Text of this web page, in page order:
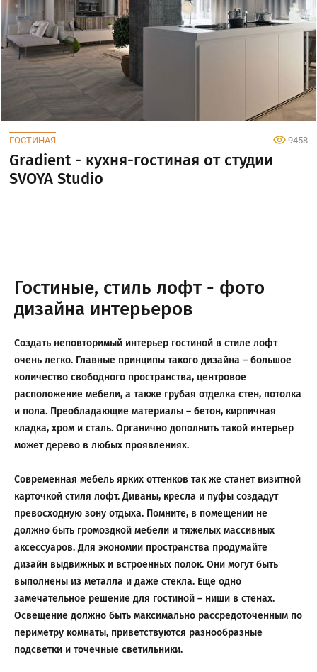
ГОСТИНАЯ 9458
Gradient - кухня-гостиная от студии
SVOYA Studio
Гостиные, стиль лофт - фото
дизайна интерьеров
Создать неповторимый интерьер гостиной в стиле лофт
очень легко. Главные принципы такого дизайна – большое
количество свободного пространства, центровое
расположение мебели, а также грубая отделка стен, потолка
и пола. Преобладающие материалы – бетон, кирпичная
кладка, хром и сталь. Органично дополнить такой интерьер
может дерево в любых проявлениях.
Современная мебель ярких оттенков так же станет визитной
карточкой стиля лофт. Диваны, кресла и пуфы создадут
превосходную зону отдыха. Помните, в помещении не
должно быть громоздкой мебели и тяжелых массивных
аксессуаров. Для экономии пространства продумайте
дизайн выдвижных и встроенных полок. Они могут быть
выполнены из металла и даже стекла. Еще одно
замечательное решение для гостиной – ниши в стенах.
Освещение должно быть максимально рассредоточенным по
периметру комнаты, приветствуются разнообразные
подсветки и точечные светильники.